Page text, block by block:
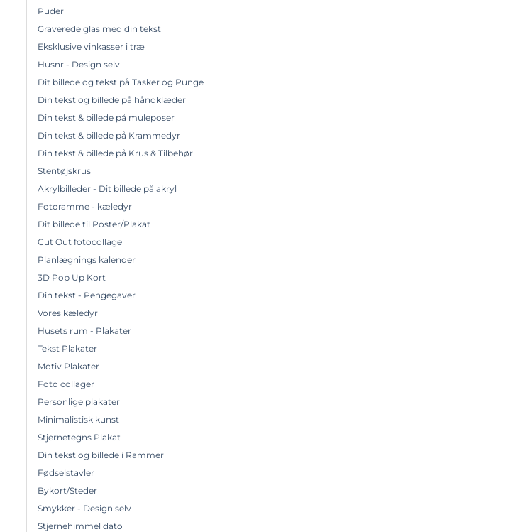
Puder
Graverede glas med din tekst
Eksklusive vinkasser i træ
Husnr - Design selv
Dit billede og tekst på Tasker og Punge
Din tekst og billede på håndklæder
Din tekst & billede på muleposer
Din tekst & billede på Krammedyr
Din tekst & billede på Krus & Tilbehør
Stentøjskrus
Akrylbilleder - Dit billede på akryl
Fotoramme - kæledyr
Dit billede til Poster/Plakat
Cut Out fotocollage
Planlægnings kalender
3D Pop Up Kort
Din tekst - Pengegaver
Vores kæledyr
Husets rum - Plakater
Tekst Plakater
Motiv Plakater
Foto collager
Personlige plakater
Minimalistisk kunst
Stjernetegns Plakat
Din tekst og billede i Rammer
Fødselstavler
Bykort/Steder
Smykker - Design selv
Stjernehimmel dato